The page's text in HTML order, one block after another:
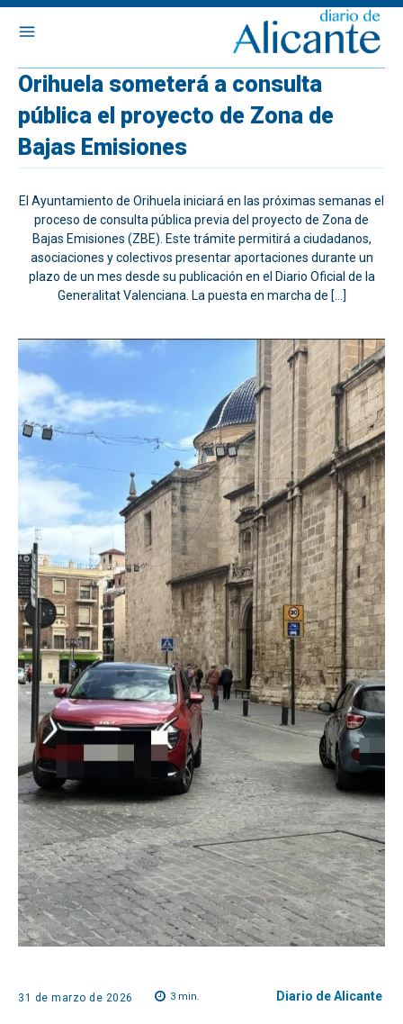
Orihuela someterá a consulta
pública el proyecto de Zona de
Bajas Emisiones
El Ayuntamiento de Orihuela iniciará en las próximas semanas el
proceso de consulta pública previa del proyecto de Zona de
Bajas Emisiones (ZBE). Este trámite permitirá a ciudadanos,
asociaciones y colectivos presentar aportaciones durante un
plazo de un mes desde su publicación en el Diario Oficial de la
Generalitat Valenciana. La puesta en marcha de […]
31 de marzo de 2026 3min. Diario de Alicante